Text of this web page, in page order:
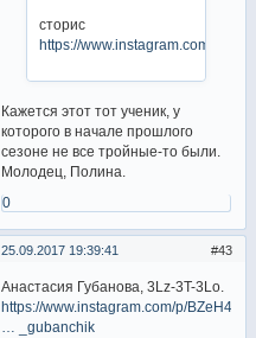
сторис
https://www.instagram.com/
Кажется этот тот ученик, у
которого в начале прошлого
сезоне не все тройные-то были.
Молодец, Полина.
0
43
25.09.2017 19:39:41
Анастасия Губанова, 3Lz-3T-3Lo.
https://www.instagram.com/p/
… _gubanchik